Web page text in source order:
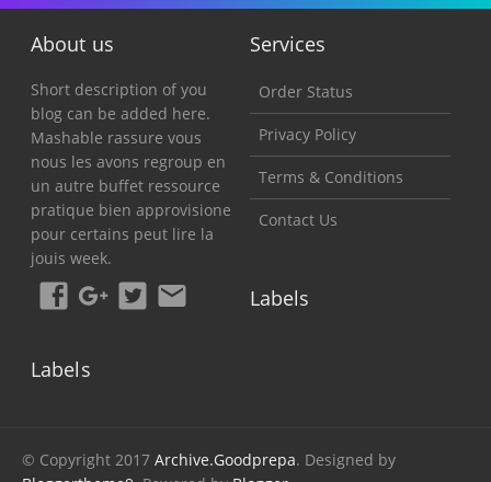
About us
Short description of you
blog can be added here.
Mashable rassure vous
nous les avons regroup en
un autre buffet ressource
pratique bien approvisione
pour certains peut lire la
jouis week.
Services
Order Status
Privacy Policy
Terms & Conditions
Contact Us
Labels
Labels
© Copyright 2017 Archive.Goodprepa. Designed by